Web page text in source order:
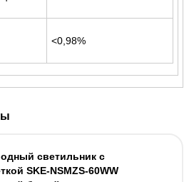
<0,98%
светильник с
SKE-NSMZS-60WW